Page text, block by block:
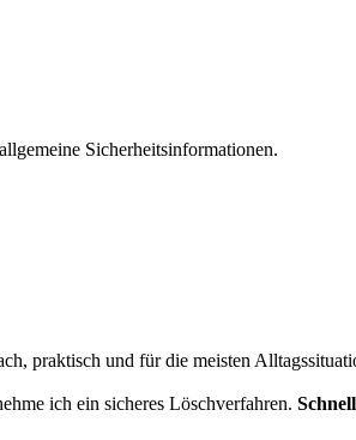
allgemeine Sicherheitsinformationen.
praktisch und für die meisten
ich ein sicheres Löschverfahren.